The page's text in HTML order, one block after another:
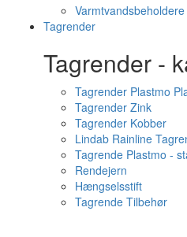
Varmtvandsbeholdere
Tagrender
Tagrender -
Tagrender Plastmo
Tagrender Zink
Tagrender Kobber
Lindab Rainline
Tagrende Plastmo -
Rendejern
Hængselsstift
Tagrende Tilbehør